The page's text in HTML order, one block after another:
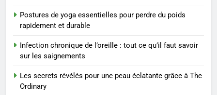
8
Voyance à La Rochelle : où
trouver un accompagnement
sérieux à un tarif juste ?
BIEN ÊTRE
1
Postures de yoga essentielles pour perdre du poids
rapidement et durable
Infection chronique de l’oreille : tout ce qu’il faut savoir
sur les saignements
Les secrets révélés pour une peau éclatante grâce à The
Ordinary